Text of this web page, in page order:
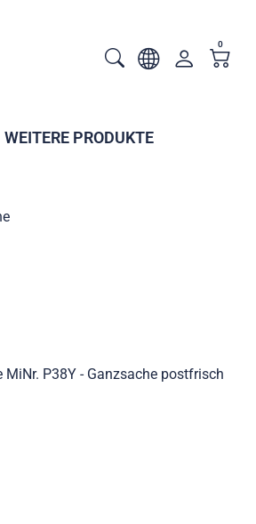
0
WEITERE PRODUKTE
P38Y - Ganzsache postfrisch